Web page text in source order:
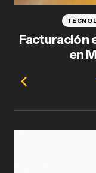
Facturación
en